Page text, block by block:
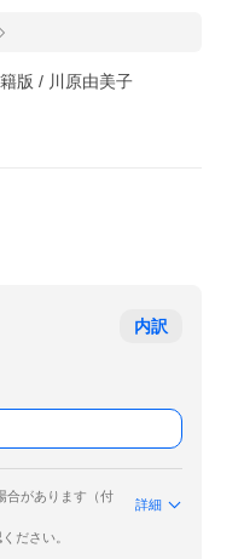
版 / 川原由美子
内訳
合があります（付
詳細
ださい。